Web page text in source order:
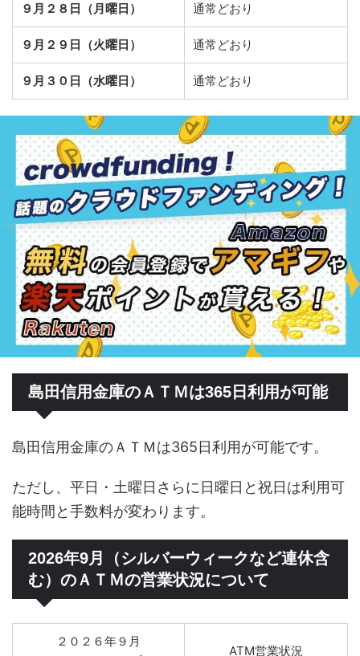
９月２８日（月曜日） 通常どおり
９月２９日（火曜日） 通常どおり
９月３０日（水曜日） 通常どおり
島田信用金庫のＡＴＭは365日利用が可能
島田信用金庫のＡＴＭは365日利用が可能です。
ただし、平日・土曜日さらに日曜日と祝日は利用可
能時間と手数料が変わります。
2026年9月（シルバーウィークなど連休含
む）のＡＴＭの営業状況について
２０２６年９月
ATM営業状況